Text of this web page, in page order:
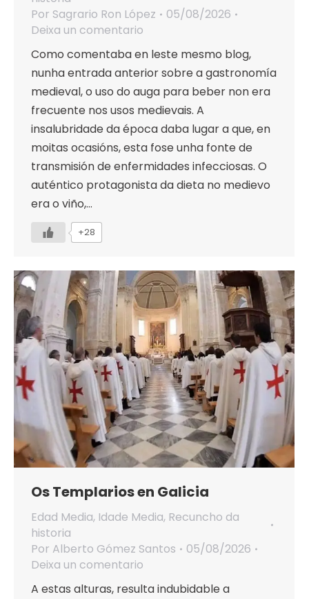
Por Sagrario Ron López
05/08/2026
Deixa un comentario
Como comentaba en leste mesmo blog,
nunha entrada anterior sobre a gastronomía
medieval, o uso do auga para beber non era
frecuente nos usos medievais. A
insalubridade da época daba lugar a que, en
moitas ocasións, esta fose unha fonte de
transmisión de enfermidades infecciosas. O
auténtico protagonista da dieta no medievo
era o viño,…
+28
Os Templarios en Galicia
Edad Media, Idade Media, Recuncho da
historia
Por Alberto Gómez Santos
05/08/2026
Deixa un comentario
A estas alturas, resulta indubidable a